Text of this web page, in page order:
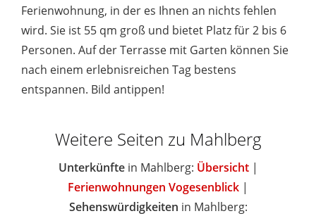
Ferienwohnung, in der es Ihnen an nichts fehlen
wird. Sie ist 55 qm groß und bietet Platz für 2 bis 6
Personen. Auf der Terrasse mit Garten können Sie
nach einem erlebnisreichen Tag bestens
entspannen. Bild antippen!
Weitere Seiten zu Mahlberg
Unterkünfte in Mahlberg: Übersicht|
Ferienwohnungen Vogesenblick |
Sehenswürdigkeiten in Mahlberg: